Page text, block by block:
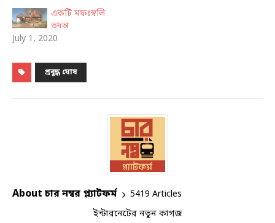
একটি মফঃস্বলি
তদন্ত
July 1, 2020
প্রবুদ্ধ ঘোষ
About চার নম্বর প্ল্যাটফর্ম
5419 Articles
ইন্টারনেটের নতুন কাগজ